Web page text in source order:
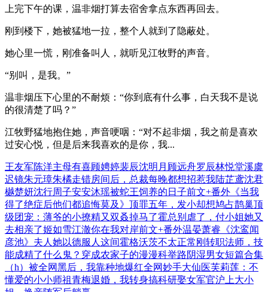
上完下午的课，温非烟打算去宿舍拿点东西再回去。
刚到楼下，她被猛地一拉，整个人就到了隐蔽处。
她心里一慌，刚准备叫人，就听见江牧野的声音。
“别叫，是我。”
温非烟压下心里的不耐烦：“你到底有什么事，白天我不是说
的很清楚了吗？”
江牧野猛地抱住她，声音哽咽：“对不起非烟，我之前是喜欢
过安心悦，但是后来我喜欢的是你，我...
王友军陈洋主母有喜顾娉婷裴辰沈明月顾远舟罗辰林悦堂溪虞
迟镜朱元璋朱橘走错房间后，总裁每晚都想招惹我陆芷鸢沈君
樾楚妍沈行周子安安沐瑶被蛇王饲养的日子前文+番外 《当我
得了绝症后他们都追悔莫及》 顶罪五年，发小却想鸠占鹊巢顶
级团宠：薄爷的小撩精又双叒掉马了霍总别虐了，付小姐她又
去相亲了姬如雪江澈你在我对岸前文+番外温晏萧睿 《沈鸾闻
彦池》 夫人她以德服人 这间霍格沃茨不太正常 刚转职法师，技
能成精了什么鬼？ 穿成农家子的漫漫科举路阴湿男女短篇合集
（h） 被全网黑后，我靠种地爆红全网妙手大仙医芙莉莲：不
懂爱的小小师祖青梅退婚，我转身搞科研娶女军官沪上大小